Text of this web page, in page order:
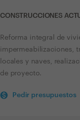
CONSTRUCCIONES
Reforma integral de
impermeabilizaciones,
locales y naves,
de proyecto.
Pedir presupuestos